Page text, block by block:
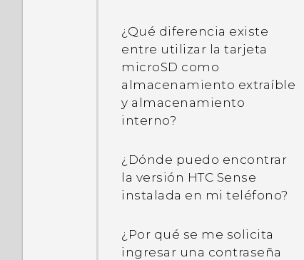
¿Qué diferencia existe
entre utilizar la tarjeta
microSD como
almacenamiento extraíble
y almacenamiento
interno?
¿Dónde puedo encontrar
la versión HTC Sense
instalada en mi teléfono?
¿Por qué se me solicita
ingresar una contraseña